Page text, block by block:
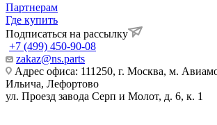
Партнерам
Где купить
Подписаться на рассылку
+7 (499) 450-90-08
zakaz@ns.parts
Адрес офиса: 111250, г. Москва, м.
Ильича, Лефортово
ул. Проезд завода Серп и Молот, д. 6, к. 1